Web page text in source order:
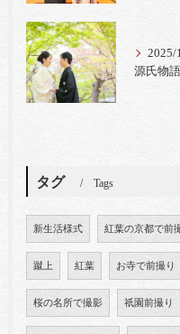
2025/
源氏物
タグ Tags
新生活様式 紅葉の京都で前
蹴上 紅葉 お寺で前撮り
桜の名所で撮影 祇園前撮り